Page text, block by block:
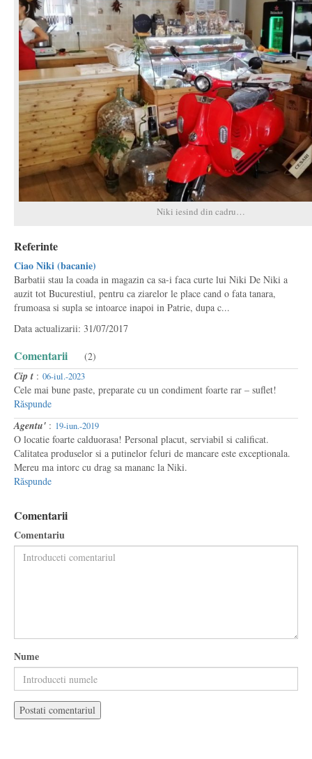
Niki iesind din cadru…
Referinte
Ciao Niki (bacanie)
Barbatii stau la coada in magazin ca sa-i faca curte lui Niki De Niki a
auzit tot Bucurestiul, pentru ca ziarelor le place cand o fata tanara,
frumoasa si supla se intoarce inapoi in Patrie, dupa c...
Data actualizarii: 31/07/2017
Comentarii (2)
Cip t : 06-iul.-2023
Cele mai bune paste, preparate cu un condiment foarte rar – suflet!
Răspunde
Agentu' : 19-iun.-2019
O locatie foarte calduorasa! Personal placut, serviabil si calificat.
Calitatea produselor si a putinelor feluri de mancare este exceptionala.
Mereu ma intorc cu drag sa mananc la Niki.
Răspunde
Comentarii
Comentariu
Nume